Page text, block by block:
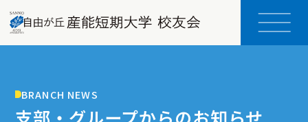
BRANCH NEWS
支部・グループからのお知らせ